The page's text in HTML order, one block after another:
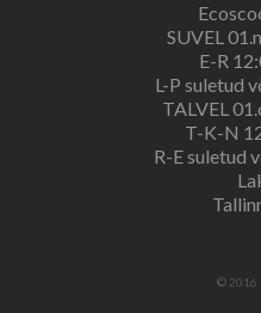
SUVEL
E-R
L-P suletud
TALVEL
T-K-N
R-E suletud
© 2016